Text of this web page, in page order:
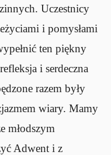
Uczestnicy
i pomysłami
ten piękny
i serdeczna
razem były
wiary. Mamy
młodszym
Adwent i z